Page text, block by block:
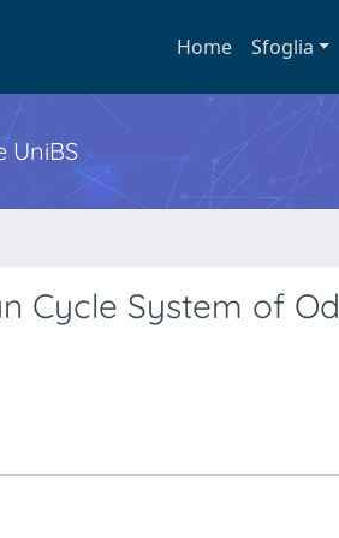
Home Sfoglia
UniBS
Cycle System of